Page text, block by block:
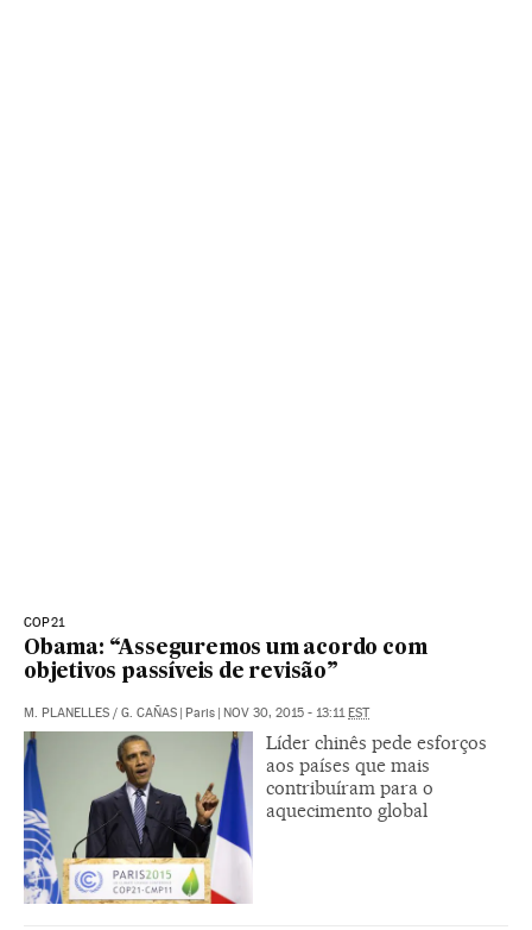
COP21
Obama: “Asseguremos um acordo com
objetivos passíveis de revisão”
M. PLANELLES / G. CAÑAS Paris NOV 30, 2015 - 13:11 EST
Líder chinês pede esforços
aos países que mais
contribuíram para o
aquecimento global